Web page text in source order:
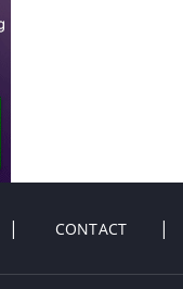
CONTACT